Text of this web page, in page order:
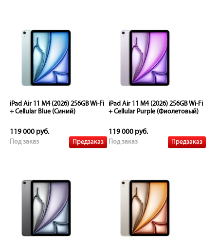
iPad Air 11 M4 (2026) 256GB Wi-Fi
+ Cellular Blue (Синий)
119 000 руб.
Под заказ Предзаказ
iPad Air 11 M4 (2026) 256GB Wi-Fi
+ Cellular Purple (Фиолетовый)
119 000 руб.
Под заказ Предзаказ